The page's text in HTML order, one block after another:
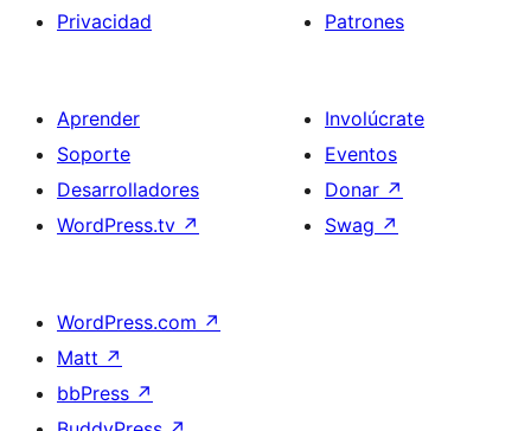
Privacidad
Patrones
Aprender
Soporte
Desarrolladores
WordPress.tv ↗
Involúcrate
Eventos
Donar ↗
Swag ↗
WordPress.com ↗
Matt ↗
bbPress ↗